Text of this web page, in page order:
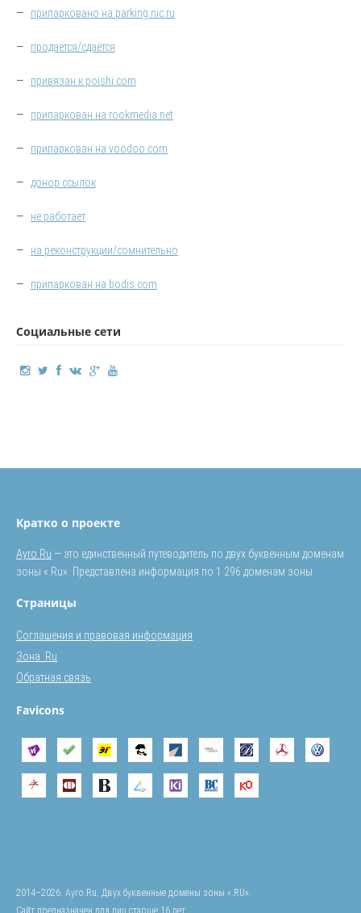
— припарковано на parking.nic.ru
— продаётся/сдаётся
— привязан к poishi.com
— припаркован на rookmedia.net
— припаркован на voodoo.com
— донор ссылок
— не работает
— на реконструкции/сомнительно
— припаркован на bodis.com
Социальные сети
Кратко о проекте
Ayro.Ru — это единственный путеводитель по двух буквенным доменам
зоны «.Ru». Представлена информация по 1 296 доменам зоны.
Страницы
Соглашения и правовая информация
Зона .Ru
Обратная связь
Favicons
2014–2026. Ayro.Ru. Двух буквенные домены зоны «.RU».
Сайт предназначен для лиц старше 16 лет.